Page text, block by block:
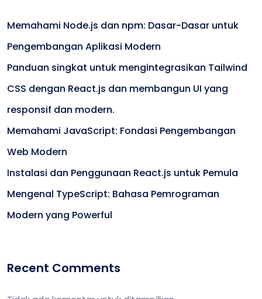
Memahami Node.js dan npm: Dasar-Dasar untuk
Pengembangan Aplikasi Modern
Panduan singkat untuk mengintegrasikan Tailwind
CSS dengan React.js dan membangun UI yang
responsif dan modern.
Memahami JavaScript: Fondasi Pengembangan
Web Modern
Instalasi dan Penggunaan React.js untuk Pemula
Mengenal TypeScript: Bahasa Pemrograman
Modern yang Powerful
Recent Comments